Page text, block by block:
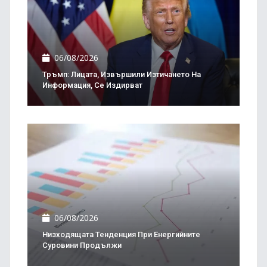
06/08/2026
Тръмп: Лицата, Извършили Изтичането На
Информация, Се Издирват
06/08/2026
Низходящата Тенденция При Енергийните
Суровини Продължи